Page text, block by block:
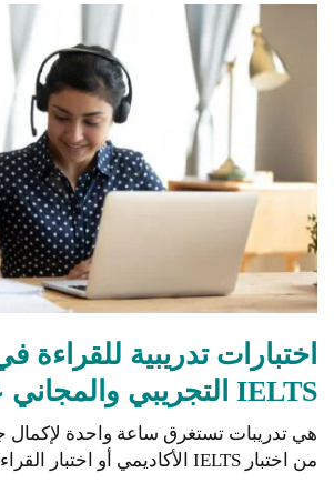
اختبارات تدريبية للقراءة
IELTS التجريبي والمجاني عبر الإنترنت
هي تدريبات تستغرق ساعة واحدة لإكمال
من اختبار IELTS الأكاديمي أو اختبار القراءة العامة.